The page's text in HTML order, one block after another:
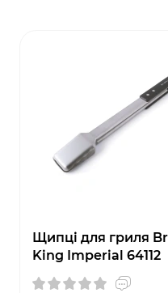
Щипці для гриля
King Imperial 64112